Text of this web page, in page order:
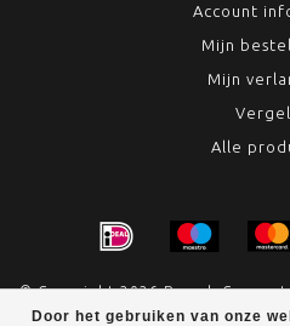
Door het gebruiken van onze
Account
Mijn
Mijn
Alle
© Copyright 2026 Rumah
- Theme by